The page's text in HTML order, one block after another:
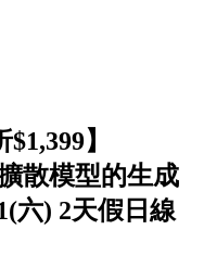
】
散模型的生成
六) 2天假日線